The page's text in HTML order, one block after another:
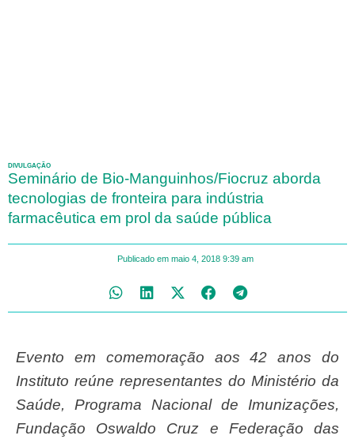
DIVULGAÇÃO
Seminário de Bio-Manguinhos/Fiocruz aborda
tecnologias de fronteira para indústria
farmacêutica em prol da saúde pública
Publicado em maio 4, 2018 9:39 am
Evento em comemoração aos 42 anos do
Instituto reúne representantes do Ministério da
Saúde, Programa Nacional de Imunizações,
Fundação Oswaldo Cruz e Federação das